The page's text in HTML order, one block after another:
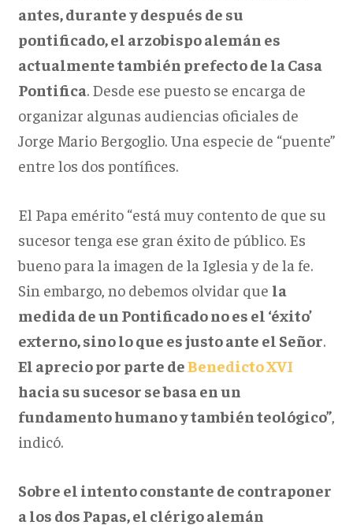
antes, durante y después de su
pontificado, el arzobispo alemán es
actualmente también prefecto de la Casa
Pontifica. Desde ese puesto se encarga de
organizar algunas audiencias oficiales de
Jorge Mario Bergoglio. Una especie de “puente”
entre los dos pontífices.
El Papa emérito “está muy contento de que su
sucesor tenga ese gran éxito de público. Es
bueno para la imagen de la Iglesia y de la fe.
Sin embargo, no debemos olvidar que la
medida de un Pontificado no es el ‘éxito’
externo, sino lo que es justo ante el Señor.
El aprecio por parte deBenedicto XVI
hacia su sucesor se basa en un
fundamento humano y también teológico”,
indicó.
Sobre el intento constante de contraponer
a los dos Papas, el clérigo alemán